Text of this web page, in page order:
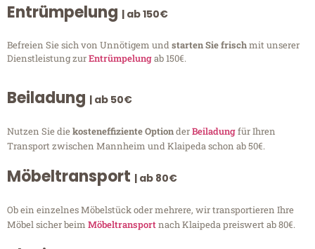
Entrümpelung | ab 150€
Befreien Sie sich von Unnötigem undstarten Sie frischmit unserer
Dienstleistung zurEntrümpelungab 150€.
Beiladung | ab 50€
Nutzen Sie diekosteneffiziente OptionderBeiladungfür Ihren
Transport zwischen Mannheim und Klaipeda schon ab 50€.
Möbeltransport | ab 80€
Ob ein einzelnes Möbelstück oder mehrere, wir transportieren Ihre
Möbel sicher beim Möbeltransportnach Klaipeda preiswert ab 80€.